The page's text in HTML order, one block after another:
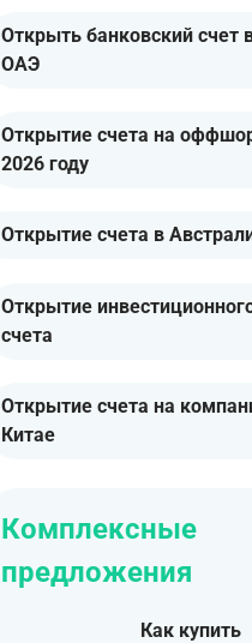
Открыть банковский счет
ОАЭ
Открытие счета на
2026 году
Открытие счета в
Открытие
счета
Открытие счета на
Китае
Комплексные
предложения
Как купить